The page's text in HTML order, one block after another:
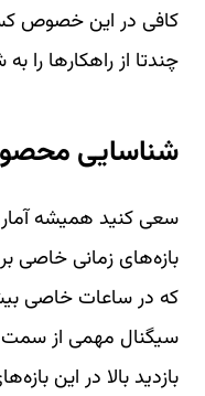
کافی در این خصوص
چندتا از راهکارها را
شناسایی
سعی کنید همیشه
بازه‌های زمانی
که در ساعات خاصی
سیگنال مهمی از سمت
بازدید بالا در این